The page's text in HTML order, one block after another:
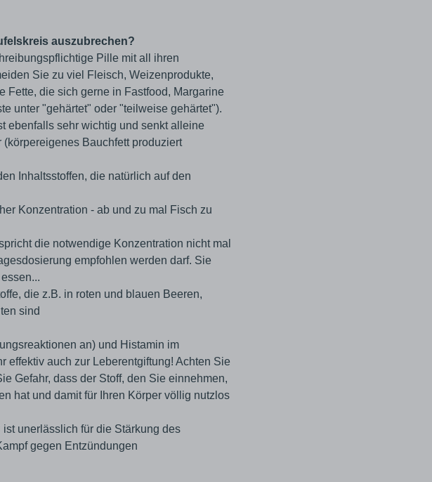
auszubrechen?
Pille mit all ihren
Sie zu viel Fleisch, Weizenprodukte,
Fette, die sich gerne in Fastfood, Margarine
unter "gehärtet" oder "teilweise gehärtet").
ebenfalls sehr wichtig und senkt alleine
Bauchfett produziert
Inhaltsstoffen, die natürlich auf den
Konzentration - ab und zu mal Fisch zu
die notwendige Konzentration nicht mal
empfohlen werden darf. Sie
die z.B. in roten und blauen Beeren,
sind
an) und Histamin im
effektiv auch zur Leberentgiftung! Achten Sie
Gefahr, dass der Stoff, den Sie einnehmen,
hat und damit für Ihren Körper völlig nutzlos
unerlässlich für die Stärkung des
gegen Entzündungen